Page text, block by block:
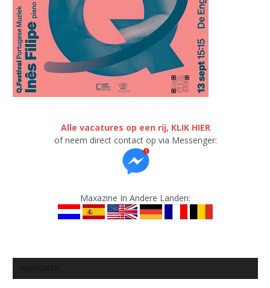
Alle vacatures op een rij, KLIK HIER
of neem direct contact op via Messenger:
Maxazine In Andere Landen: